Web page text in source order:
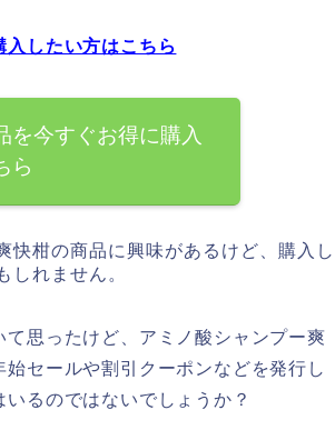
したい方はこちら
を今すぐお得に購入
ら
快柑の商品に興味があるけど、購入し
しれません。
思ったけど、アミノ酸シャンプー爽
セールや割引クーポンなどを発行し
るのではないでしょうか？